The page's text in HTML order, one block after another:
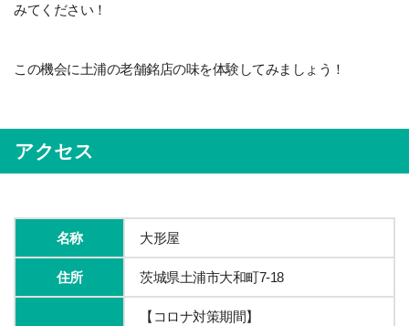
みてください！
この機会に土浦の老舗銘店の味を体験してみましょう！
アクセス
名称 大形屋
住所 茨城県土浦市大和町7-18
【コロナ対策期間】